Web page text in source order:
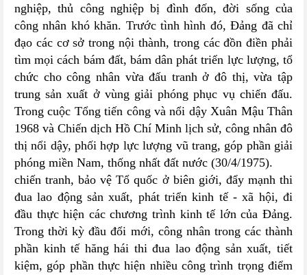
nghiệp, thủ công nghiệp bị đình đốn, đời sống của
công nhân khó khăn. Trước tình hình đó, Đảng đã chỉ
đạo các cơ sở trong nội thành, trong các đồn điền phải
tìm mọi cách bám đất, bám dân phát triển lực lượng, tổ
chức cho công nhân vừa đấu tranh ở đô thị, vừa tập
trung sản xuất ở vùng giải phóng phục vụ chiến đấu.
Trong cuộc Tổng tiến công và nổi dậy Xuân Mậu Thân
1968 và Chiến dịch Hồ Chí Minh lịch sử, công nhân đô
thị nổi dậy, phối hợp lực lượng vũ trang, góp phần giải
phóng miền Nam, thống nhất đất nước (30/4/1975).
chiến tranh, bảo vệ Tổ quốc ở biên giới, đẩy mạnh thi
đua lao động sản xuất, phát triển kinh tế - xã hội, đi
đầu thực hiện các chương trình kinh tế lớn của Đảng.
Trong thời kỳ đầu đổi mới, công nhân trong các thành
phần kinh tế hăng hái thi đua lao động sản xuất, tiết
kiệm, góp phần thực hiện nhiều công trình trọng điểm